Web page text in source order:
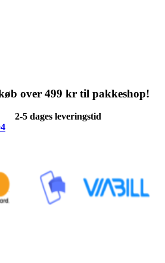
over 499 kr til pakkeshop!
2-5 dages leveringstid